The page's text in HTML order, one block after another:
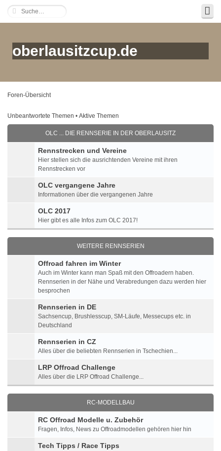
oberlausitzcup.de
Foren-Übersicht
Unbeantwortete Themen • Aktive Themen
OLC ... DIE RENNSERIE IN DER OBERLAUSITZ
Rennstrecken und Vereine
Hier stellen sich die ausrichtenden Vereine mit ihren
Rennstrecken vor
OLC vergangene Jahre
Informationen über die vergangenen Jahre
OLC 2017
Hier gibt es alle Infos zum OLC 2017!
WEITERE RENNSERIEN
Offroad fahren im Winter
Auch im Winter kann man Spaß mit den Offroadern haben.
Rennserien in der Nähe und Verabredungen dazu werden hier
besprochen
Rennserien in DE
Sachsencup, Brushlesscup, SM-Läufe, Messecups etc. in
Deutschland
Rennserien in CZ
Alles über die beliebten Rennserien in Tschechien...
LRP Offroad Challenge
Alles über die LRP Offroad Challenge...
RC-MODELLBAU
RC Offroad Modelle u. Zubehör
Fragen, Infos, News zu Offroadmodellen gehören hier hin
Tech Tipps / Race Tipps